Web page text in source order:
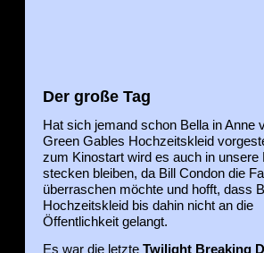
Der große Tag
Hat sich jemand schon Bella in Anne
Green Gables Hochzeitskleid
zum Kinostart wird es auch in unsere
stecken bleiben, da Bill Condon die
überraschen möchte und hofft, dass
Hochzeitskleid bis dahin nicht an die
Öffentlichkeit gelangt.
Es war die letzte Twilight Breaking